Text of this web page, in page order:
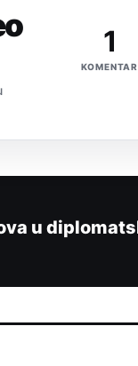
1
KOMENTAR
u